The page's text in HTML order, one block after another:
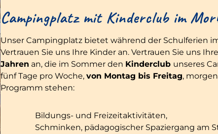
Campingplatz mit Kinderclub im
Unser Campingplatz bietet während der Schulferien
Vertrauen Sie uns Ihre Kinder an. Vertrauen Sie uns
Jahren an, die im Sommer den Kinderclub unseres
fünf Tage pro Woche,von Montag bis Freitag,
Programm stehen:
Bildungs- und Freizeitaktivitäten,
Schminken, pädagogischer Spaziergang am